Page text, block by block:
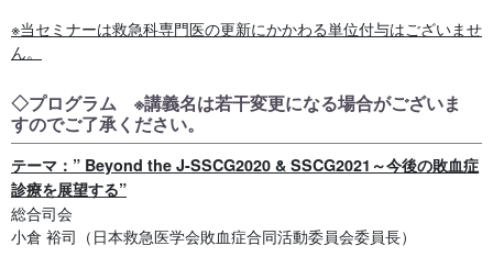
※当セミナーは救急科専門医の更新にかかわる単位付与はございませ
ん。
◇プログラム ※講義名は若干変更になる場合がございま
すのでご了承ください。
テーマ：” Beyond the J-SSCG2020 & SSCG2021～今後の敗血症
診療を展望する”
総合司会
小倉 裕司（日本救急医学会敗血症合同活動委員会委員長）